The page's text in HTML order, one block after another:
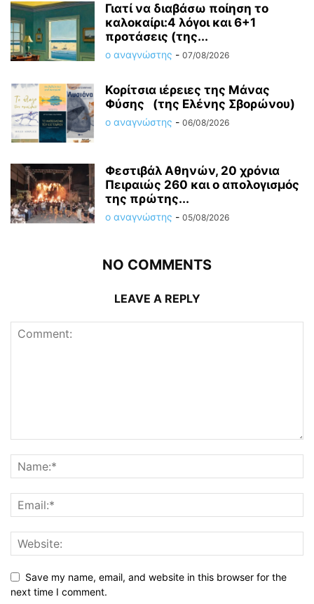
Γιατί να διαβάσω ποίηση το
καλοκαίρι:4 λόγοι και 6+1
προτάσεις (της...
ο αναγνώστης - 07/08/2026
Κορίτσια ιέρειες της Μάνας
Φύσης (της Ελένης Σβορώνου)
ο αναγνώστης - 06/08/2026
Φεστιβάλ Αθηνών, 20 χρόνια
Πειραιώς 260 και ο απολογισμός
της πρώτης...
ο αναγνώστης - 05/08/2026
NO COMMENTS
LEAVE A REPLY
Save my name, email, and website in this browser for the
next time I comment.